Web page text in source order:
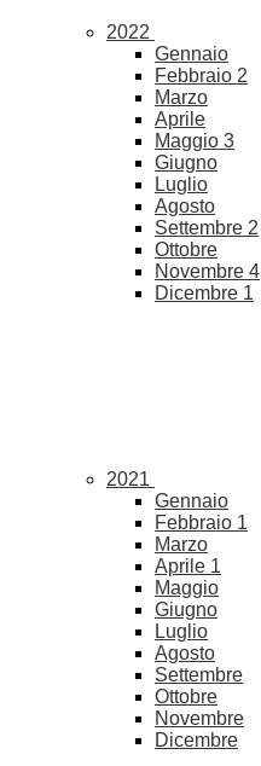
2022
Gennaio
Febbraio 2
Marzo
Aprile
Maggio 3
Giugno
Luglio
Agosto
Settembre 2
Ottobre
Novembre 4
Dicembre 1
2021
Gennaio
Febbraio 1
Marzo
Aprile 1
Maggio
Giugno
Luglio
Agosto
Settembre
Ottobre
Novembre
Dicembre